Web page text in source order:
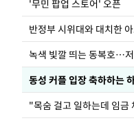
'무민 팝업 스토어' 오픈
반정부 시위대와 대치한
녹색 빛깔 띄는 동복호…
동성 커플 입장 축하하는
"목숨 걸고 일하는데 임금